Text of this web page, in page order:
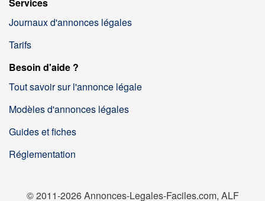
Journaux d'annonces légales
Tarifs
Besoin d'aide ?
Tout savoir sur l'annonce légale
Modèles d'annonces légales
Guides et fiches
Réglementation
© 2011-2026 Annonces-Legales-Faciles.com, ALF